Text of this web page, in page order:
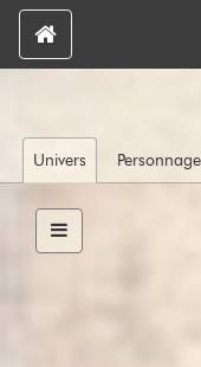
Univers